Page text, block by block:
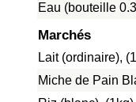
Eau (bouteille
Marchés
Lait (ordinaire),
Miche de Pain